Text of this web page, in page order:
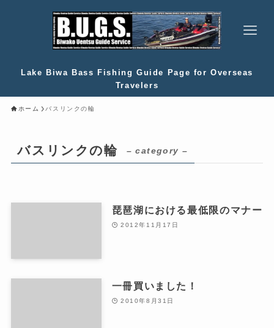
Lake Biwa Bass Fishing Guide Page for Overseas
Travelers
ホーム バスリンクの輪
バスリンクの輪 – category –
琵琶湖における最低限のマナー
2012年11月17日
一冊買いました！
2010年8月31日